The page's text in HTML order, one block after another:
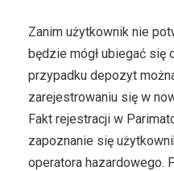
Zanim użytkownik nie
będzie mógł ubiegać się
przypadku depozyt
zarejestrowaniu się w
Fakt rejestracji w
zapoznanie się
operatora hazardowego.